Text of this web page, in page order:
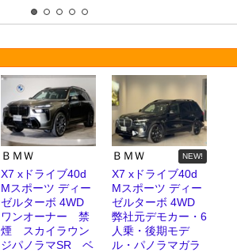
ＢＭＷ
X7 xドライブ40d
Mスポーツ ディー
ゼルターボ 4WD
ワンオーナー 禁
煙 スカイラウン
ジパノラマSR ベ
ＢＭＷ NEW!
X7 xドライブ40d
Mスポーツ ディー
ゼルターボ 4WD
弊社元デモカー・6
人乗・後期モデ
ル・パノラマガラ